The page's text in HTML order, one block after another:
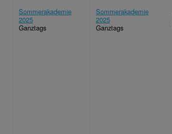
Sommerakademie
2025
Ganztags
Sommerakademie
2025
Ganztags